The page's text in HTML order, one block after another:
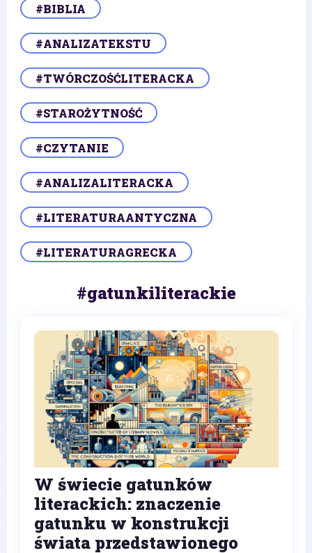
#BIBLIA
#ANALIZATEKSTU
#TWÓRCZOŚĆLITERACKA
#STAROŻYTNOŚĆ
#CZYTANIE
#ANALIZALITERACKA
#LITERATURAANTYCZNA
#LITERATURAGRECKA
#gatunkiliterackie
W świecie gatunków
literackich: znaczenie
gatunku w konstrukcji
świata przedstawionego